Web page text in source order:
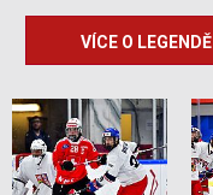
VÍCE O LEGENDĚ